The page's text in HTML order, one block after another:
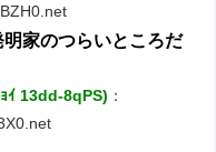
家のつらいところだ
ｲ 13dd-8qPS) ：